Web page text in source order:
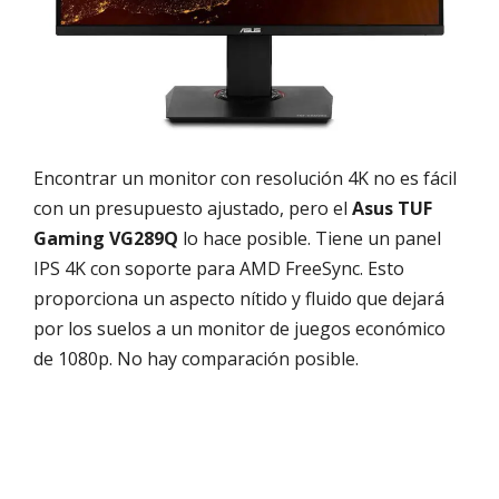
Encontrar un monitor con resolución 4K no es fácil
con un presupuesto ajustado, pero el Asus TUF
Gaming VG289Q lo hace posible. Tiene un panel
IPS 4K con soporte para AMD FreeSync. Esto
proporciona un aspecto nítido y fluido que dejará
por los suelos a un monitor de juegos económico
de 1080p. No hay comparación posible.